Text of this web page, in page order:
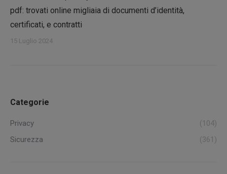
pdf: trovati online migliaia di documenti d’identità,
certificati, e contratti
15 Luglio 2024
Categorie
Privacy
(104)
Sicurezza
(361)